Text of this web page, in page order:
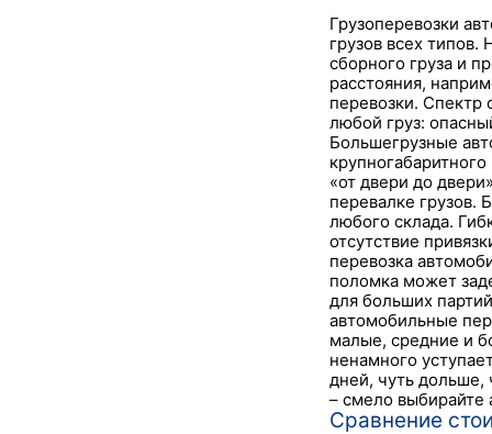
Грузоперевозки
грузов всех
сборного груза и
расстояния,
перевозки. Спектр
любой груз:
Большегрузные
«от двери до
перевалке грузов.
любого склада.
отсутствие
перевозка
поломка может
для больших
автомобильные
малые, средние и
ненамного
дней, чуть дольше,
– смело выбирайте
Сравнение